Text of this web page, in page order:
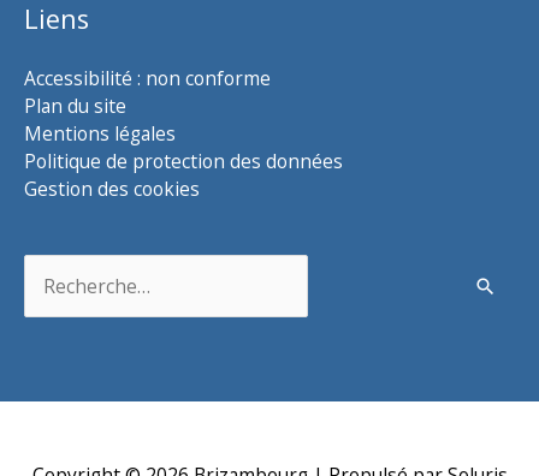
Liens
Accessibilité : non conforme
Plan du site
Mentions légales
Politique de protection des données
Gestion des cookies